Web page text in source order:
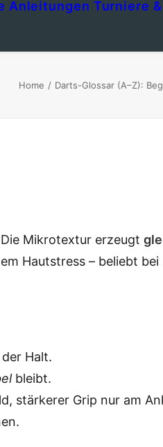
Anleitungen Turniere
Home Darts-Glossar (A–Z):
Mikrotextur erzeugt
Hautstress – beliebt bei
der Halt.
bleibt.
stärkerer Grip nur am